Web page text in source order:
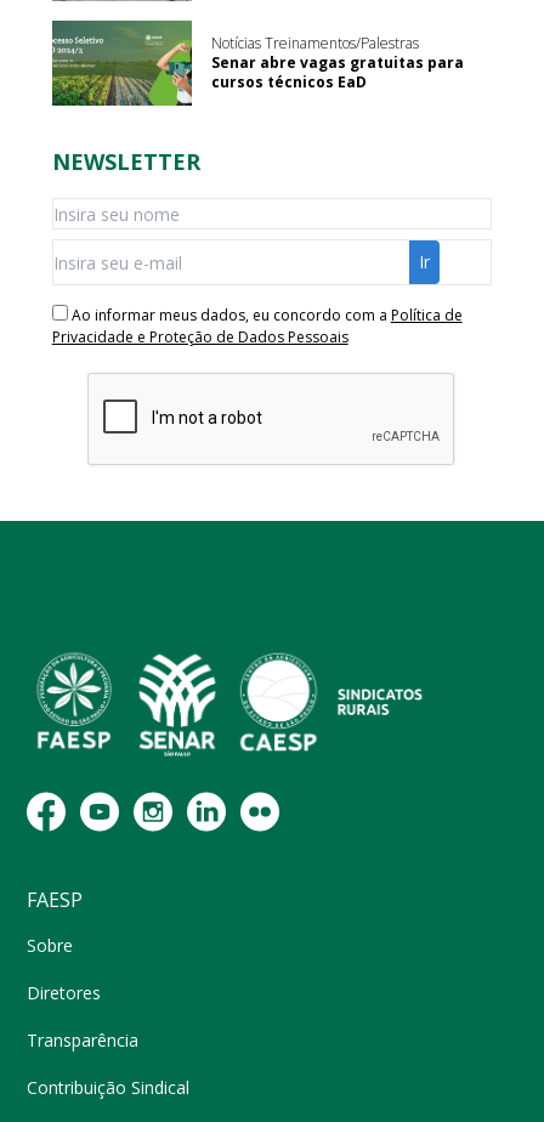
Notícias Treinamentos/Palestras
Senar abre vagas gratuitas para
cursos técnicos EaD
NEWSLETTER
Ao informar meus dados, eu concordo com a Política de
Privacidade e Proteção de Dados Pessoais
FAESP
Sobre
Diretores
Transparência
Contribuição Sindical